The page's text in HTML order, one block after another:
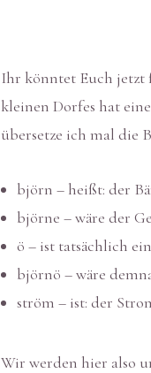
Ihr könntet Euch jetzt
kleinen Dorfes hat
übersetze ich mal die
björn – heißt: der
björne – wäre der
ö – ist tatsächlich
björnö – wäre
ström – ist: der
Wir werden hier also